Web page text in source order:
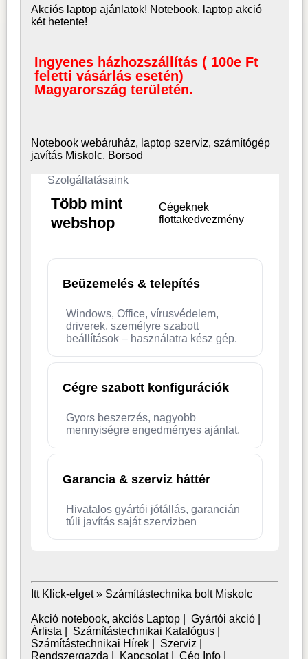
Akciós laptop ajánlatok! Notebook, laptop akció
két hetente!
Ingyenes házhozszállítás ( 100e Ft
feletti vásárlás esetén)
Magyarország területén.
Notebook webáruház, laptop szerviz, számítógép
javítás Miskolc, Borsod
Szolgáltatásaink
Több mint
webshop
Cégeknek
flottakedvezmény
Beüzemelés & telepítés
Windows, Office, vírusvédelem,
driverek, személyre szabott
beállítások – használatra kész gép.
Cégre szabott konfigurációk
Gyors beszerzés, nagyobb
mennyiségre engedményes ajánlat.
Garancia & szerviz háttér
Hivatalos gyártói jótállás, garancián
túli javítás saját szervizben
Itt Klick-elget » Számítástechnika bolt Miskolc
Akció notebook, akciós Laptop |Gyártói akció
Árlista
Számítástechnikai Katalógus
Számítástechnikai Hírek
Szerviz
Rendszergazda
Kapcsolat|Cég Info